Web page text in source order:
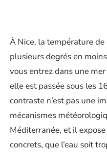
À Nice, la température de
plusieurs degrés en
vous entrez dans une
elle est passée sous les
contraste n’est pas une
mécanismes
Méditerranée, et il
concrets, que l’eau soit